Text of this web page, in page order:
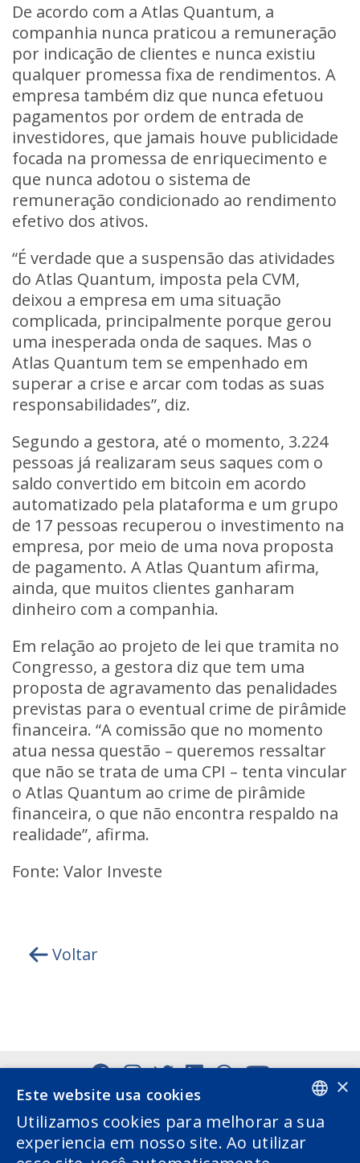
De acordo com a Atlas Quantum, a
companhia nunca praticou a remuneração
por indicação de clientes e nunca existiu
qualquer promessa fixa de rendimentos. A
empresa também diz que nunca efetuou
pagamentos por ordem de entrada de
investidores, que jamais houve publicidade
focada na promessa de enriquecimento e
que nunca adotou o sistema de
remuneração condicionado ao rendimento
efetivo dos ativos.
“É verdade que a suspensão das atividades
do Atlas Quantum, imposta pela CVM,
deixou a empresa em uma situação
complicada, principalmente porque gerou
uma inesperada onda de saques. Mas o
Atlas Quantum tem se empenhado em
superar a crise e arcar com todas as suas
responsabilidades”, diz.
Segundo a gestora, até o momento, 3.224
pessoas já realizaram seus saques com o
saldo convertido em bitcoin em acordo
automatizado pela plataforma e um grupo
de 17 pessoas recuperou o investimento na
empresa, por meio de uma nova proposta
de pagamento. A Atlas Quantum afirma,
ainda, que muitos clientes ganharam
dinheiro com a companhia.
Em relação ao projeto de lei que tramita no
Congresso, a gestora diz que tem uma
proposta de agravamento das penalidades
previstas para o eventual crime de pirâmide
financeira. “A comissão que no momento
atua nessa questão – queremos ressaltar
que não se trata de uma CPI – tenta vincular
o Atlas Quantum ao crime de pirâmide
financeira, o que não encontra respaldo na
realidade”, afirma.
Fonte: Valor Investe
Voltar
PORTUGUESE
×
Este website usa cookies
Utilizamos cookies para melhorar a sua
experiencia em nosso site. Ao utilizar